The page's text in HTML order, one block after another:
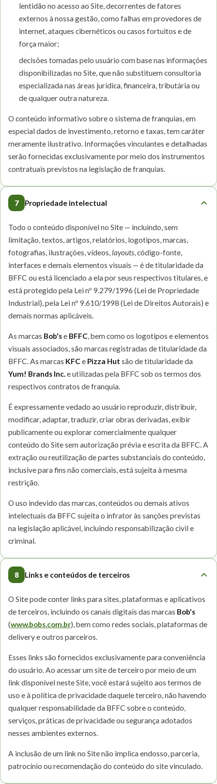
lentidão no acesso ao Site, decorrentes de fatores
externos à nossa gestão, como falhas em provedores de
internet, ataques cibernéticos ou casos fortuitos e de
força maior;
decisões tomadas pelo usuário com base nas informações
disponibilizadas no Site, que não substituem consultoria
especializada nas áreas jurídica, financeira, tributária ou
de qualquer outra natureza.
O conteúdo informativo sobre o sistema de franquias, em
especial dados de investimento, retorno e taxas, tem caráter
meramente ilustrativo. Informações vinculantes e detalhadas
serão fornecidas exclusivamente por meio dos instrumentos
contratuais previstos na legislação de franquias.
7 Propriedade intelectual
Todo o conteúdo disponível no Site — incluindo, sem
limitação, textos, artigos, relatórios, logotipos, marcas,
fotografias, ilustrações, vídeos,layouts, código-fonte,
interfaces e demais elementos visuais — é de titularidade da
BFFC ou está licenciado a ela por seus respectivos titulares, e
está protegido pela Lei nº 9.279/1996 (Lei de Propriedade
Industrial), pela Lei nº 9.610/1998 (Lei de Direitos Autorais) e
demais normas aplicáveis.
As marcas Bob'se BFFC, bem como os logotipos e elementos
visuais associados, são marcas registradas de titularidade da
BFFC. As marcas KFCe Pizza Hut são de titularidade da
Yum! Brands Inc.e utilizadas pela BFFC sob os termos dos
respectivos contratos de franquia.
É expressamente vedado ao usuário reproduzir, distribuir,
modificar, adaptar, traduzir, criar obras derivadas, exibir
publicamente ou explorar comercialmente qualquer
conteúdo do Site sem autorização prévia e escrita da BFFC. A
extração ou reutilização de partes substanciais do conteúdo,
inclusive para fins não comerciais, está sujeita à mesma
restrição.
O uso indevido das marcas, conteúdos ou demais ativos
intelectuais da BFFC sujeita o infrator às sanções previstas
na legislação aplicável, incluindo responsabilização civil e
criminal.
8 Links e conteúdos de terceiros
O Site pode conter links para sites, plataformas e aplicativos
de terceiros, incluindo os canais digitais das marcas Bob's
(www.bobs.com.br), bem como redes sociais, plataformas de
delivery e outros parceiros.
Esses links são fornecidos exclusivamente para conveniência
do usuário. Ao acessar um site de terceiro por meio de um
link disponível neste Site, você estará sujeito aos termos de
uso e à política de privacidade daquele terceiro, não havendo
qualquer responsabilidade da BFFC sobre o conteúdo,
serviços, práticas de privacidade ou segurança adotados
nesses ambientes externos.
A inclusão de um link no Site não implica endosso, parceria,
patrocínio ou recomendação do conteúdo do site vinculado.